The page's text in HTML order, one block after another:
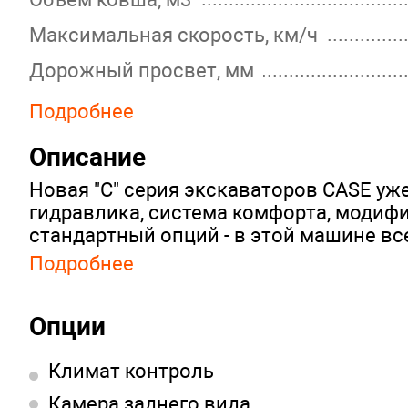
Максимальная скорость, км/ч
Дорожный просвет, мм
Минимальный радиус поворота, мм
Ширина трака, мм
Габариты, мм
Вес, кг
Страна
Производитель
Подробнее
Описание
Новая "C" серия экскаваторов CASE
гидравлика, система комфорта,
стандартный опций - в этой машине
боится ни холода, ни жары, готов
фильтр отлично защищает систему
Подробнее
Опции
Климат контроль